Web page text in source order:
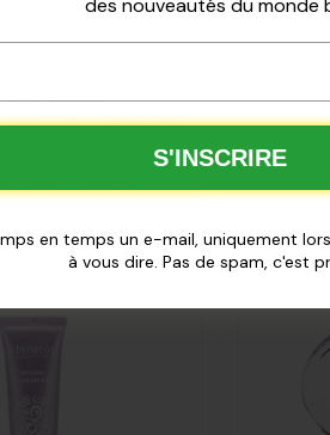
du stock
dès
des nouveautés du monde
S'INSCRIRE
en temps un e-mail, uniquement
à vous dire. Pas de spam, c'est